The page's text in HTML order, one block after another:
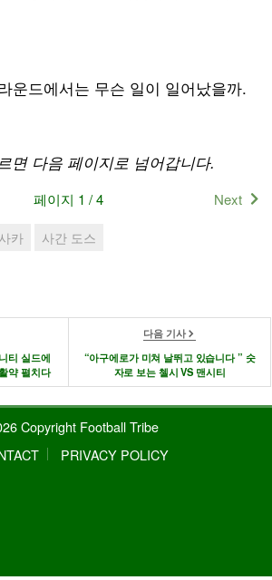
운드에서는 무슨 일이 일어났을까.
면 다음 페이지로 넘어갑니다.
페이지 1 / 4 Next
카 사간 도스
티 실드에
약 펼치다
다음 기사
“아구에로가 미쳐 날뛰고 있습니다 ” 숫
자로 보는 첼시 VS 맨시티
Copyright Football Tribe
PRIVACY POLICY